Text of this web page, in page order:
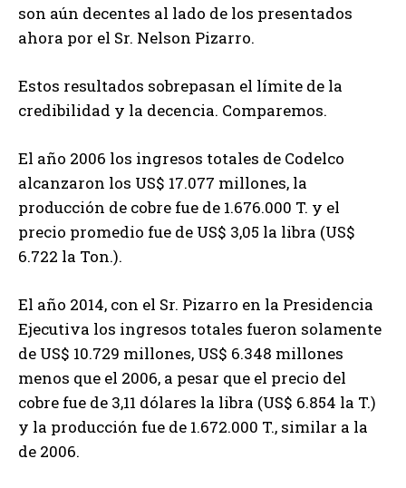
son aún decentes al lado de los presentados
ahora por el Sr. Nelson Pizarro.
Estos resultados sobrepasan el límite de la
credibilidad y la decencia. Comparemos.
El año 2006 los ingresos totales de Codelco
alcanzaron los US$ 17.077 millones, la
producción de cobre fue de 1.676.000 T. y el
precio promedio fue de US$ 3,05 la libra (US$
6.722 la Ton.).
El año 2014, con el Sr. Pizarro en la Presidencia
Ejecutiva los ingresos totales fueron solamente
de US$ 10.729 millones, US$ 6.348 millones
menos que el 2006, a pesar que el precio del
cobre fue de 3,11 dólares la libra (US$ 6.854 la T.)
y la producción fue de 1.672.000 T., similar a la
de 2006.